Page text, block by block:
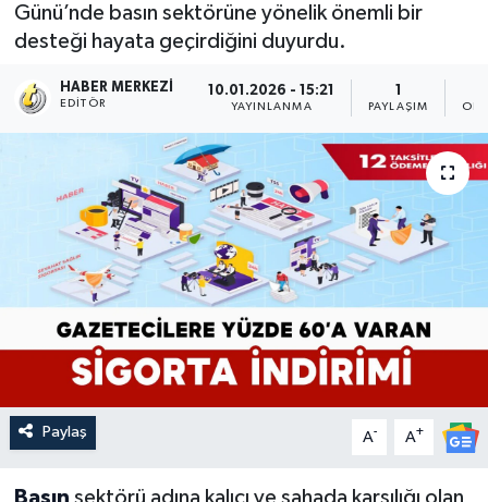
Günü’nde basın sektörüne yönelik önemli bir
desteği hayata geçirdiğini duyurdu.
HABER MERKEZI
EDITÖR
10.01.2026 - 15:21
YAYINLANMA
1
PAYLAŞIM
Paylaş A- A+